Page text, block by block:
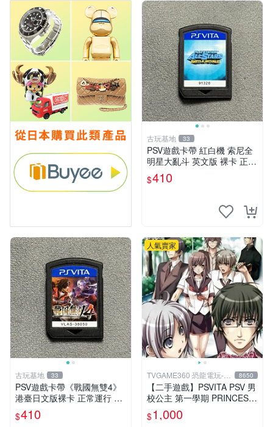
古玩基地 33
PSV遊戲卡帶 紅白機 索尼全
明星大亂斗 英文版 裸卡 正常
運行 限索尼PSV機器 全明星
大亂斗 PSV 卡帶 智能機器限
$410
古玩基地 33
PSV遊戲卡帶《戰國無雙4》
港臺日文版裸卡 正常運行 臺
灣索尼專用 游戲機械玩不了
戰國無雙 4 PSV 港版 卡帶 無
$410
人氣賣家
TVGAME360 恐龍電玩-台
中店
8650
【二手遊戲】PSVITA PSV 男
校公主 第一學期 PRINCESS
DAYS 日文版【台中恐龍電
玩】
$1,000